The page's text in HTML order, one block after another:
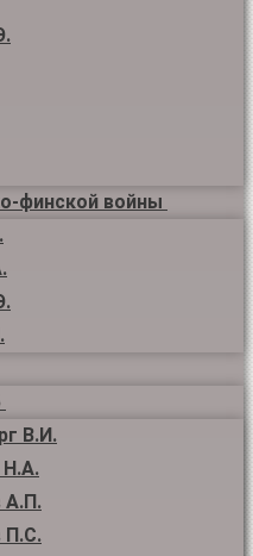
финской войны
В.И.
Н.А.
А.П.
П.С.